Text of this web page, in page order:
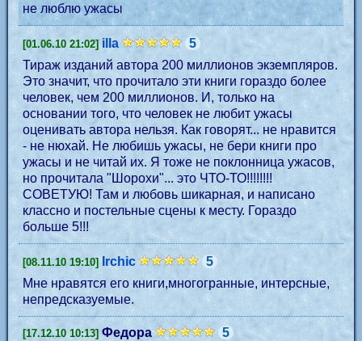
не люблю ужасы
[01.06.10 21:02] illa
5
Тираж изданий автора 200 миллионов экземпляров.
Это значит, что прочитало эти книги гораздо более
человек, чем 200 миллионов. И, только на
основании того, что человек не любит ужасы
оценивать автора нельзя. Как говорят... не нравится
- не нюхай. Не любишь ужасы, не бери книги про
ужасы и не читай их. Я тоже не поклонница ужасов,
но прочитала "Шорохи"... это ЧТО-ТО!!!!!!!!
СОВЕТУЮ! Там и любовь шикарная, и написано
классно и постельные сцены к месту. Гораздо
больше 5!!!
[08.11.10 19:10] Irchic
5
Мне нравятся его книги,многогранные, интерсные,
непредсказуемые.
[17.12.10 10:13] Федора
5